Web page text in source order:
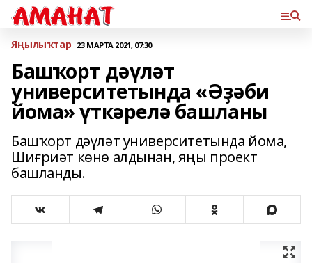
Яңылыҡтар 23 МАРТА 2021, 07:30
Башҡорт дәүләт
университетында «Әҙәби
йома» үткәрелә башланы
Башҡорт дәүләт университетында йома,
Шиғриәт көнө алдынан, яңы проект
башланды.